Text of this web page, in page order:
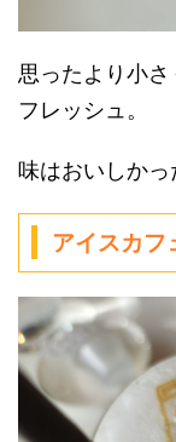
思ったより小
フレッシュ。
味はおいしかっ
アイスカフ